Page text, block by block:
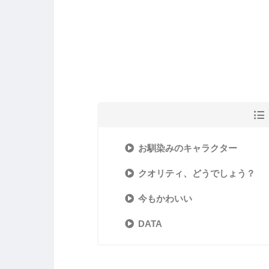
お馴染みのキャラクター
クオリティ、どうでしょう？
今もかわいい
DATA